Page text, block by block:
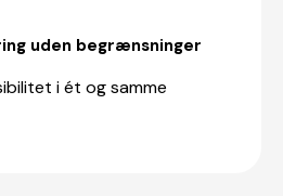
uden begrænsninger
i ét og samme